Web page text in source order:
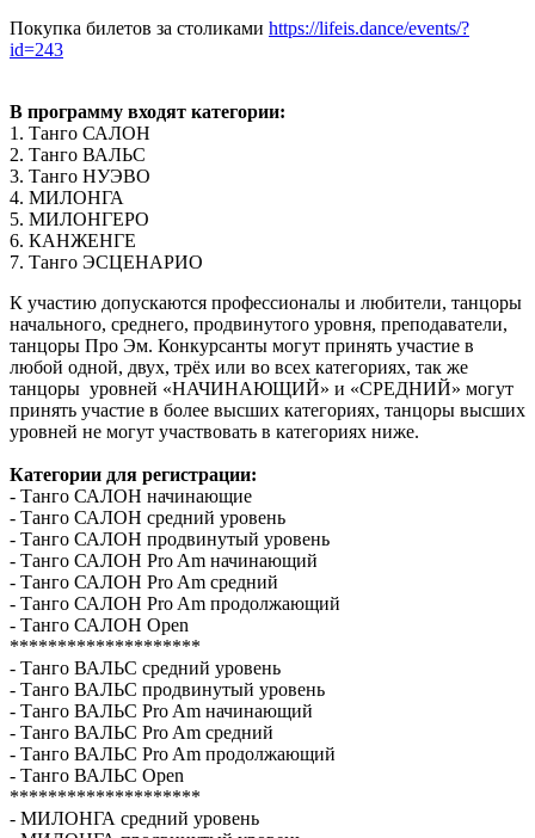
Покупка билетов за столиками https://lifeis.dance/events/?
id=243
В программу входят категории:
1. Танго САЛОН
2. Танго ВАЛЬС
3. Танго НУЭВО
4. МИЛОНГА
5. МИЛОНГЕРО
6. КАНЖЕНГЕ
7. Танго ЭСЦЕНАРИО
К участию допускаются профессионалы и любители, танцоры
начального, среднего, продвинутого уровня, преподаватели,
танцоры Про Эм. Конкурсанты могут принять участие в
любой одной, двух, трёх или во всех категориях, так же
танцоры уровней «НАЧИНАЮЩИЙ» и «СРЕДНИЙ» могут
принять участие в более высших категориях, танцоры высших
уровней не могут участвовать в категориях ниже.
Категории для регистрации:
- Танго САЛОН начинающие
- Танго САЛОН средний уровень
- Танго САЛОН продвинутый уровень
- Танго САЛОН Pro Am начинающий
- Танго САЛОН Pro Am средний
- Танго САЛОН Pro Am продолжающий
- Танго САЛОН Open
********************
- Танго ВАЛЬС средний уровень
- Танго ВАЛЬС продвинутый уровень
- Танго ВАЛЬС Pro Am начинающий
- Танго ВАЛЬС Pro Am средний
- Танго ВАЛЬС Pro Am продолжающий
- Танго ВАЛЬС Open
********************
- МИЛОНГА средний уровень